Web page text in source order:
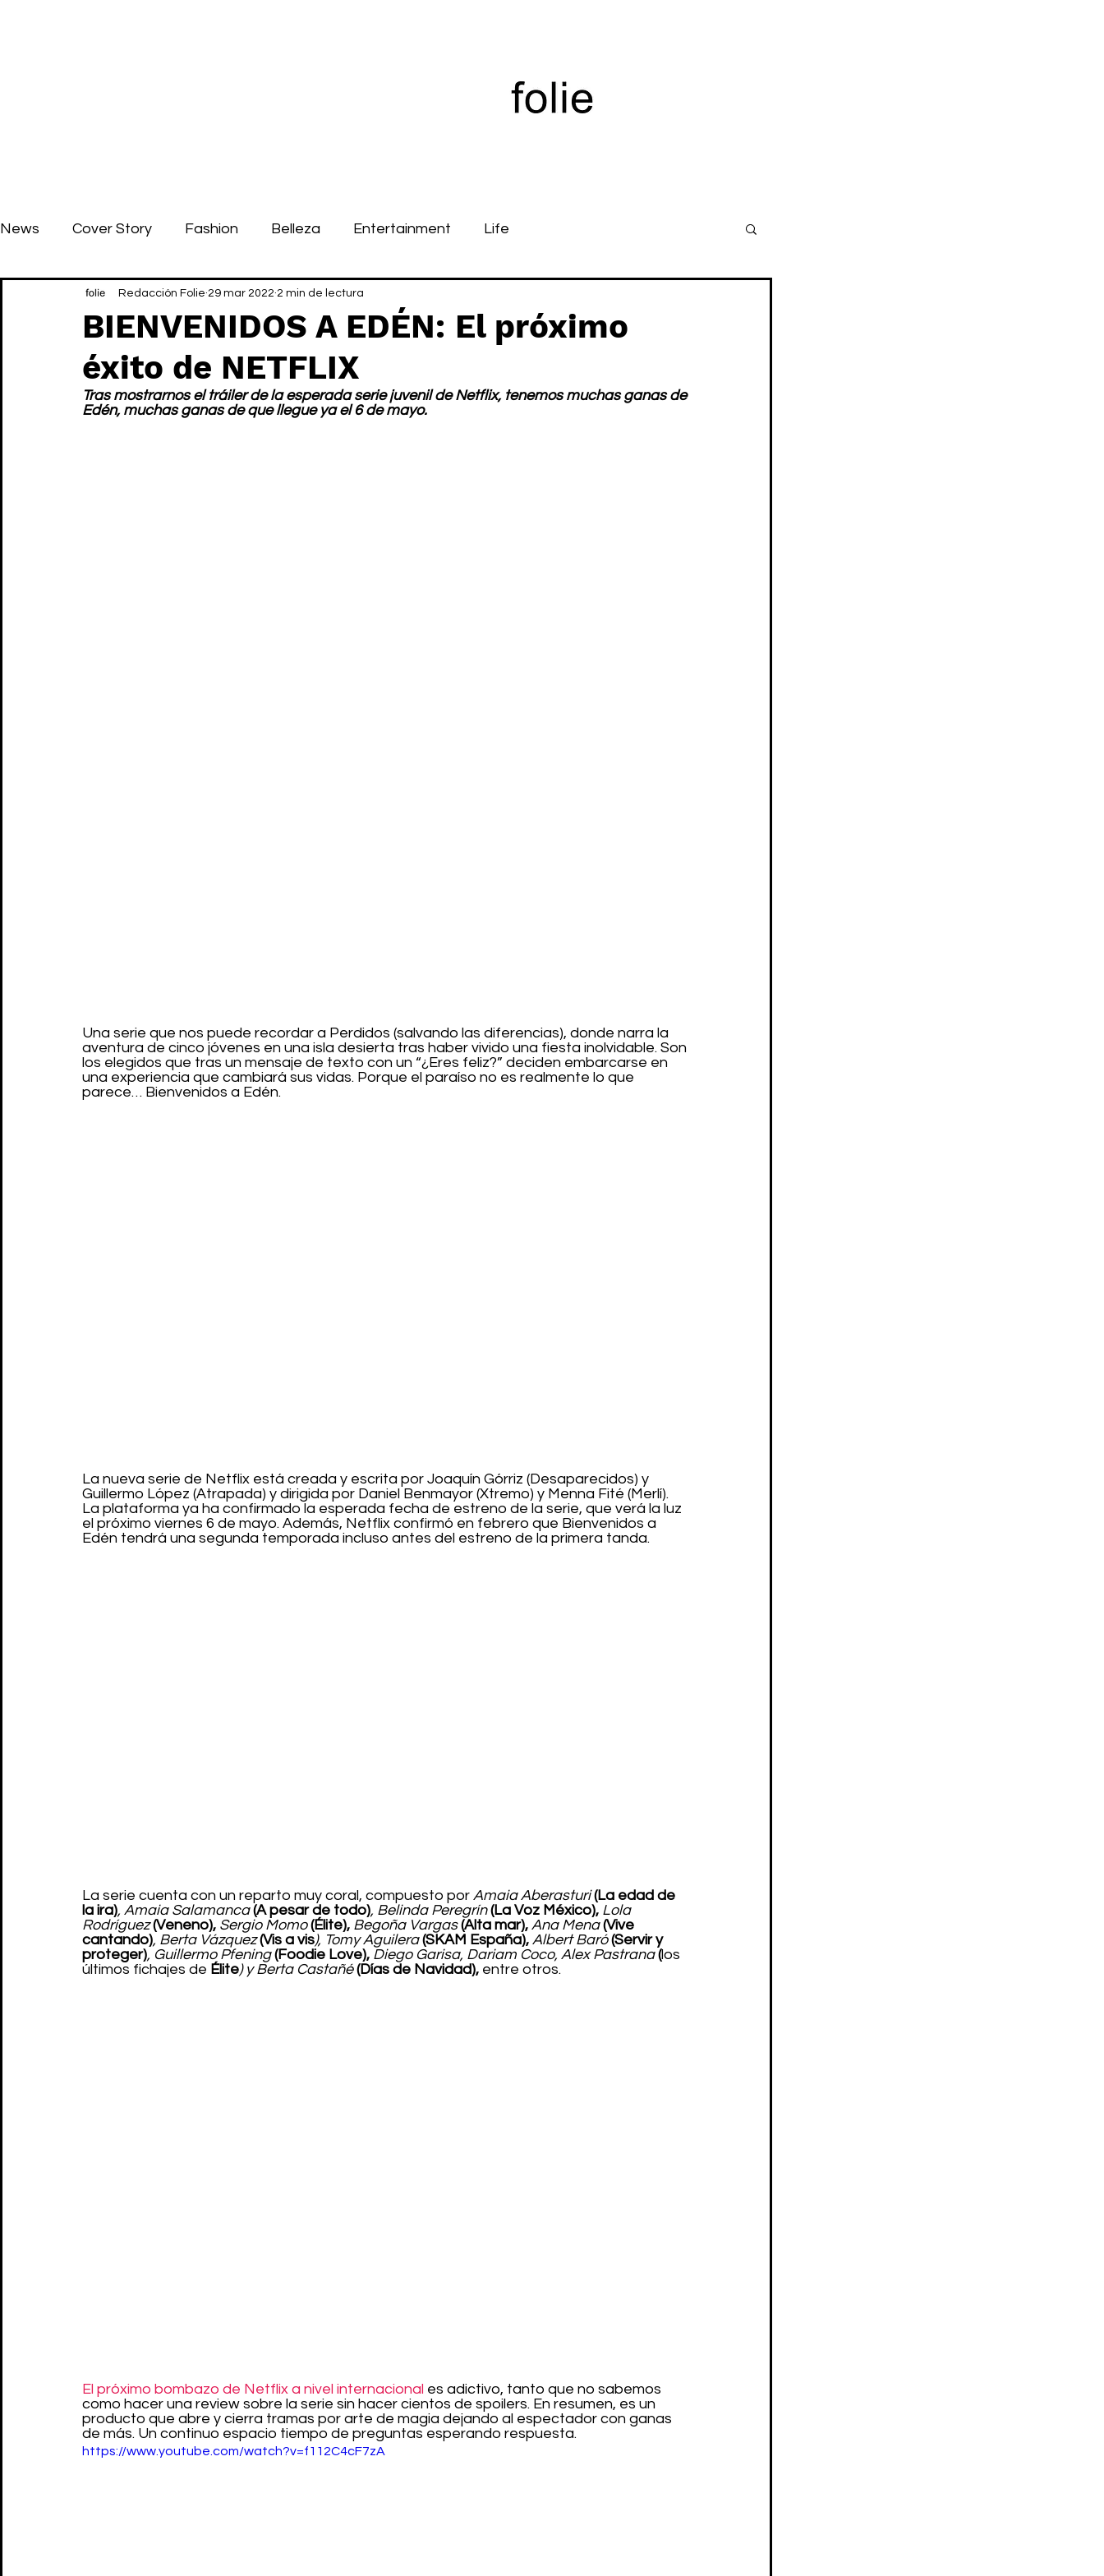
News Cover Story Fashion Belleza Entertainment Life
BIENVENIDOS A EDÉN: El próximo
éxito de NETFLIX
Redacción Folie 29 mar 2022 2 min de lectura
Tras mostrarnos el tráiler de la esperada serie juvenil de Netflix, tenemos muchas ganas de
Edén, muchas ganas de que llegue ya el 6 de mayo.
Una serie que nos puede recordar a Perdidos (salvando las diferencias), donde narra la
aventura de cinco jóvenes en una isla desierta tras haber vivido una fiesta inolvidable. Son
los elegidos que tras un mensaje de texto con un “¿Eres feliz?” deciden embarcarse en
una experiencia que cambiará sus vidas. Porque el paraíso no es realmente lo que
parece… Bienvenidos a Edén.
La nueva serie de Netflix está creada y escrita por Joaquín Górriz (Desaparecidos) y
Guillermo López (Atrapada) y dirigida por Daniel Benmayor (Xtremo) y Menna Fité (Merlí).
La plataforma ya ha confirmado la esperada fecha de estreno de la serie, que verá la luz
el próximo viernes 6 de mayo. Además, Netflix confirmó en febrero que Bienvenidos a
Edén tendrá una segunda temporada incluso antes del estreno de la primera tanda.
La serie cuenta con un reparto muy coral, compuesto por Amaia Aberasturi (La edad de
la ira), Amaia Salamanca (A pesar de todo), Belinda Peregrín (La Voz México), Lola
Rodríguez (Veneno), Sergio Momo (Élite), Begoña Vargas (Alta mar), Ana Mena (Vive
cantando), Berta Vázquez (Vis a vis), Tomy Aguilera (SKAM España), Albert Baró (Servir y
proteger), Guillermo Pfening (Foodie Love), Diego Garisa, Dariam Coco, Alex Pastrana (los
últimos fichajes de Élite) y Berta Castañé (Días de Navidad), entre otros.
El próximo bombazo de Netflix a nivel internacional es adictivo, tanto que no sabemos
como hacer una review sobre la serie sin hacer cientos de spoilers. En resumen, es un
producto que abre y cierra tramas por arte de magia dejando al espectador con ganas
de más. Un continuo espacio tiempo de preguntas esperando respuesta.
https://www.youtube.com/watch?v=f112C4cF7zA